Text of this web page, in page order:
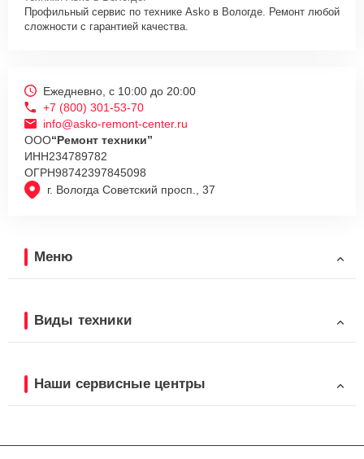
Профильный сервис по технике Asko в Вологде. Ремонт любой
сложности с гарантией качества.
г. Вологда Советский просп., 37
Ежедневно, с 10:00 до 20:00
+7 (800) 301-53-70
info@asko-remont-center.ru
ООО“Ремонт техники”
ИНН234789782
ОГРН98742397845098
Меню
Виды техники
Наши сервисные центры